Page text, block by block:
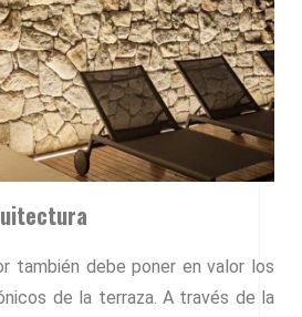
también debe poner en valor los
de la terraza. A través de la